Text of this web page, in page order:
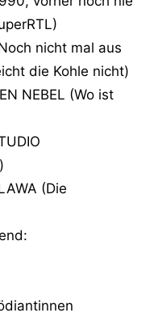
nicht mal aus
die Kohle nicht)
NEBEL (Wo ist
(Die